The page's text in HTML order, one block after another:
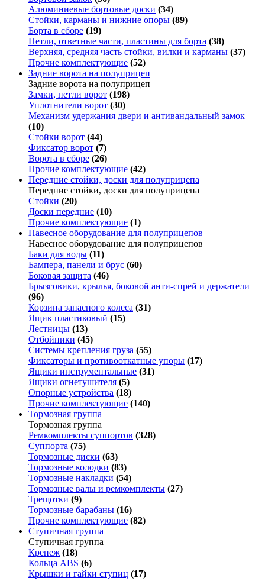
Алюминиевые бортовые доски (34)
Стойки, карманы и нижние опоры (89)
Борта в сборе (19)
Петли, ответные части, пластины для борта (38)
Верхняя, средняя часть стойки, вилки и карманы (37)
Прочие комплектующие (52)
Задние ворота на полуприцеп
Задние ворота на полуприцеп
Замки, петли ворот (198)
Уплотнители ворот (30)
Механизм удержания двери и антивандальный замок
(10)
Стойки ворот (44)
Фиксатор ворот (7)
Ворота в сборе (26)
Прочие комплектующие (42)
Передние стойки, доски для полуприцепа
Передние стойки, доски для полуприцепа
Стойки (20)
Доски передние (10)
Прочие комплектующие (1)
Навесное оборудование для полуприцепов
Навесное оборудование для полуприцепов
Баки для воды (11)
Бампера, панели и брус (60)
Боковая защита (46)
Брызговики, крылья, боковой анти-спрей и держатели
(96)
Корзина запасного колеса (31)
Ящик пластиковый (15)
Лестницы (13)
Отбойники (45)
Системы крепления груза (55)
Фиксаторы и противооткатные упоры (17)
Ящики инструментальные (31)
Ящики огнетушителя (5)
Опорные устройства (18)
Прочие комплектующие (140)
Тормозная группа
Тормозная группа
Ремкомплекты суппортов (328)
Суппорта (75)
Тормозные диски (63)
Тормозные колодки (83)
Тормозные накладки (54)
Тормозные валы и ремкомплекты (27)
Трещотки (9)
Тормозные барабаны (16)
Прочие комплектующие (82)
Ступичная группа
Ступичная группа
Крепеж (18)
Кольца ABS (6)
Крышки и гайки ступиц (17)